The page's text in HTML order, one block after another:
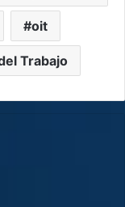
oit
Trabajo